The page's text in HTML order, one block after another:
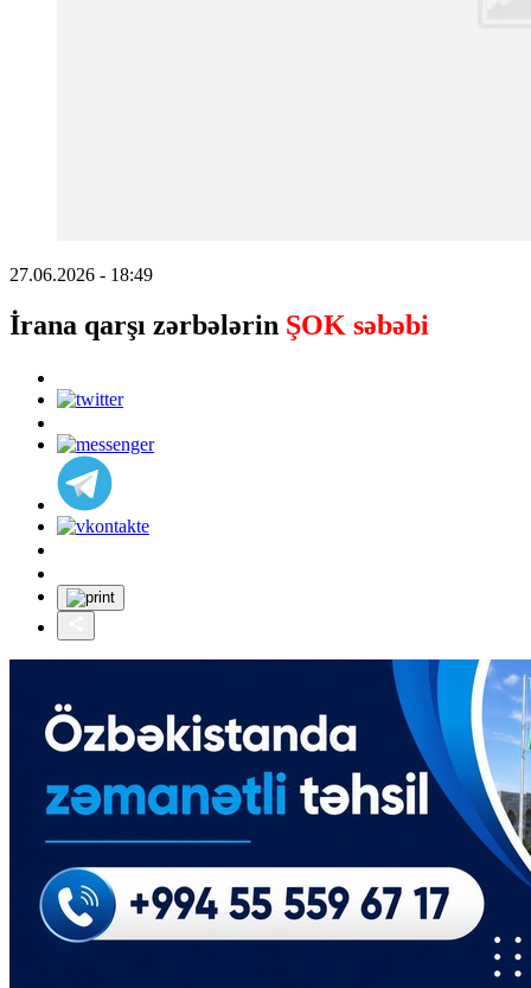
27.06.2026 - 18:49
İrana qarşı zərbələrin ŞOK səbəbi